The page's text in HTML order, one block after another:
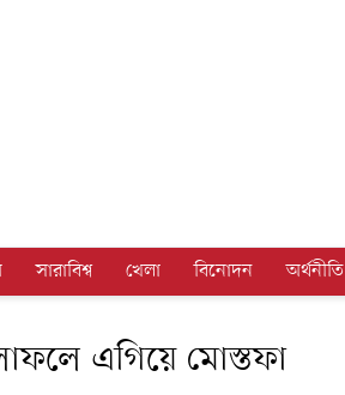
সারাবিশ্ব খেলা বিনোদন অর্থনীতি
এগিয়ে মোস্তফা